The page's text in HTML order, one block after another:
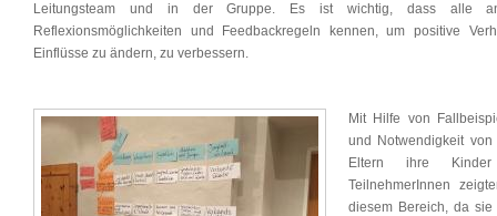
Leitungsteam und in der Gruppe. Es ist wichtig, dass alle
Reflexionsmöglichkeiten und Feedbackregeln kennen, um positive
Einflüsse zu ändern, zu verbessern.
Mit Hilfe von
und Notwendigkeit
Eltern ihre Kinder
TeilnehmerInnen
diesem Bereich, da